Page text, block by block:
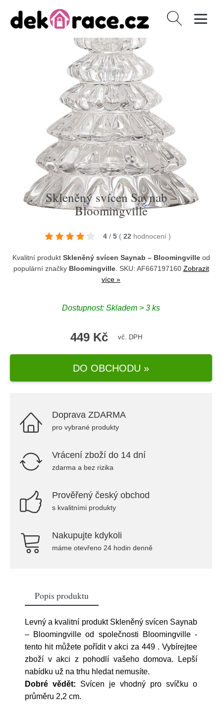
Vyhledávání
Skleněný svícen Saynab –
Bloomingville
4 / 5 ( 22 hodnocení )
Kvalitní produkt Skleněný svícen Saynab – Bloomingvilleod
populární značky Bloomingville. SKU: AF667197160 Zobrazit
více »
Dostupnost: Skladem > 3 ks
449 Kč vč. DPH
DO OBCHODU »
Doprava ZDARMA
pro vybrané produkty
Vrácení zboží do 14 dní
zdarma a bez rizika
Prověřený český obchod
s kvalitními produkty
Nakupujte kdykoli
máme otevřeno 24 hodin denně
Popis produktu
Levný a kvalitní produkt Skleněný svícen Saynab
– Bloomingville od společnosti Bloomingville -
tento hit můžete pořídit v akci za 449 . Vybírejtee
zboží v akci z pohodlí vašeho domova. Lepší
nabídku už na trhu hledat nemusíte.
Dobré vědět: Svícen je vhodný pro svíčku o
průměru 2,2 cm.